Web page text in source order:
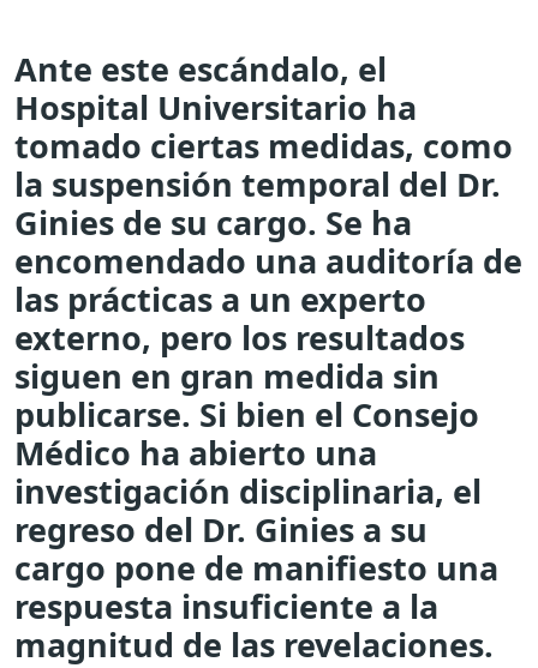
Ante este escándalo, el
Hospital Universitario ha
tomado ciertas medidas, como
la suspensión temporal del Dr.
Ginies de su cargo. Se ha
encomendado una auditoría de
las prácticas a un experto
externo, pero los resultados
siguen en gran medida sin
publicarse. Si bien el Consejo
Médico ha abierto una
investigación disciplinaria, el
regreso del Dr. Ginies a su
cargo pone de manifiesto una
respuesta insuficiente a la
magnitud de las revelaciones.